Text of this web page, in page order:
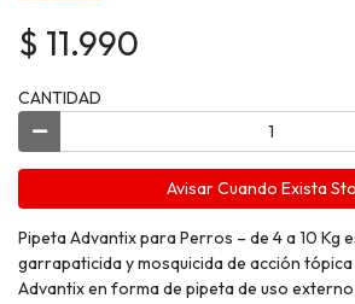
$ 11.990
CANTIDAD
Avisar Cuando Exista
Pipeta Advantix para Perros – de 4 a 10 Kg
garrapaticida y mosquicida de acción
Advantix en forma de pipeta de uso